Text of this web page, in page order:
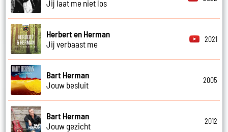
Jij laat me niet los
Herbert en Herman
Jij verbaast me
2021
Bart Herman
Jouw besluit
2005
Bart Herman
Jouw gezicht
2012